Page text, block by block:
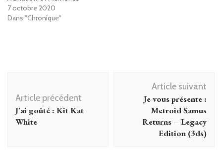
7 octobre 2020
Dans "Chronique"
d'article
Article précédent
J'ai goûté : Kit Kat
White
Article suivant
Je vous présente :
Metroid Samus
Returns – Legacy
Edition (3ds)